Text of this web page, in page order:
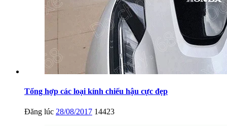
Tổng hợp các loại kính chiếu hậu cực đẹp
Đăng lúc 28/08/2017 14423